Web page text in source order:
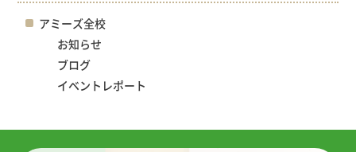
アミーズ全校
お知らせ
ブログ
イベントレポート